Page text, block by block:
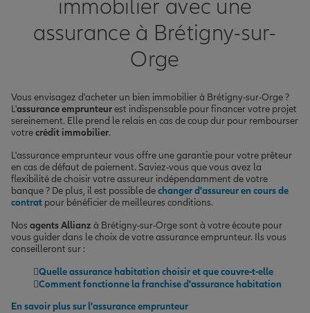
immobilier avec une
assurance à Brétigny-sur-
Orge
Vous envisagez d'acheter un bien immobilier à Brétigny-sur-Orge ?
L'assurance emprunteurest indispensable pour financer votre projet
sereinement. Elle prend le relais en cas de coup dur pour rembourser
votrecrédit immobilier.
L'assurance emprunteur vous offre une garantie pour votre prêteur
en cas de défaut de paiement. Saviez-vous que vous avez la
flexibilité de choisir votre assureur indépendamment de votre
banque ? De plus, il est possible dechanger d'assureur en cours de
contrat pour bénéficier de meilleures conditions.
Nos agents Allianz à Brétigny-sur-Orge sont à votre écoute pour
vous guider dans le choix de votre assurance emprunteur. Ils vous
conseilleront sur :
Quelle assurance habitation choisir et que couvre-t-elle
Comment fonctionne la franchise d'assurance habitation
En savoir plus sur l'assurance emprunteur